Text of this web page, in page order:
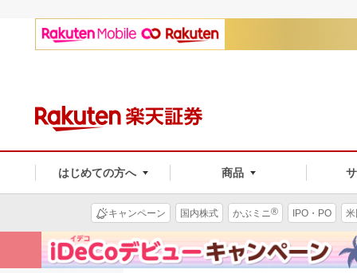
はじめての方へ 商品
キャンペーン 国内株式 かぶミニ® IPO・PO